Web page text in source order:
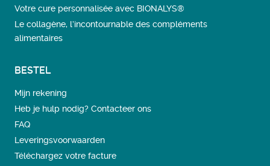
Votre cure personnalisée avec BIONALYS®
Le collagène, l’incontournable des compléments
alimentaires
BESTEL
Mijn rekening
Heb je hulp nodig? Contacteer ons
FAQ
Leveringsvoorwaarden
Téléchargez votre facture